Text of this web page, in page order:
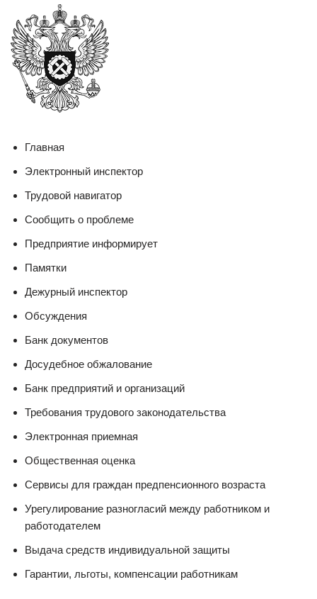
Главная
Электронный инспектор
Трудовой навигатор
Сообщить о проблеме
Предприятие информирует
Памятки
Дежурный инспектор
Обсуждения
Банк документов
Досудебное обжалование
Банк предприятий и организаций
Требования трудового законодательства
Электронная приемная
Общественная оценка
Сервисы для граждан предпенсионного возраста
Урегулирование разногласий между работником и
работодателем
Выдача средств индивидуальной защиты
Гарантии, льготы, компенсации работникам